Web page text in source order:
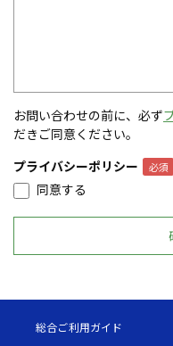
お問い合わせの前に、必ず
だきご同意ください。
プライバシーポリシー
同意する
総合ご利用ガイド